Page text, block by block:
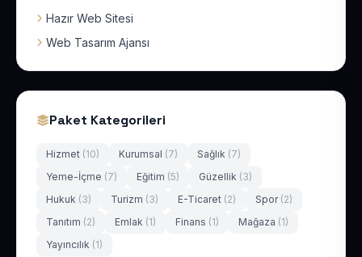
Hazır Web Sitesi
Web Tasarım Ajansı
Paket Kategorileri
Hizmet (10) Kurumsal (7) Sağlık (7)
Yeme-İçme (7) Eğitim (5) Güzellik (3)
Hukuk (3) Turizm (3) E-Ticaret (2) Spor (2)
Tanıtım (2) Emlak (1) Finans (1) Mağaza (1)
Yayıncılık (1)